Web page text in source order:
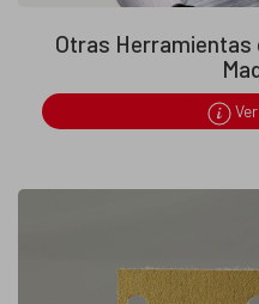
Otras Herramientas